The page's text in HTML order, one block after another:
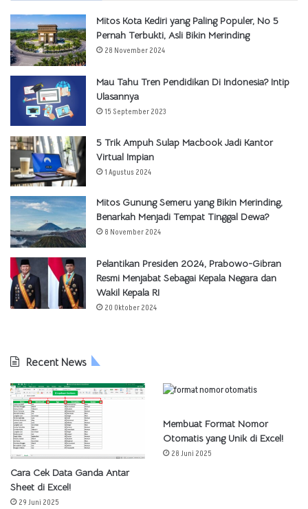
Mitos Kota Kediri yang Paling Populer, No 5
Pernah Terbukti, Asli Bikin Merinding
28 November 2024
Mau Tahu Tren Pendidikan Di Indonesia? Intip
Ulasannya
15 September 2023
5 Trik Ampuh Sulap Macbook Jadi Kantor
Virtual Impian
1 Agustus 2024
Mitos Gunung Semeru yang Bikin Merinding,
Benarkah Menjadi Tempat Tinggal Dewa?
8 November 2024
Pelantikan Presiden 2024, Prabowo-Gibran
Resmi Menjabat Sebagai Kepala Negara dan
Wakil Kepala RI
20 Oktober 2024
Recent News
Cara Cek Data Ganda Antar
Sheet di Excel!
29 Juni 2025
Membuat Format Nomor
Otomatis yang Unik di Excel!
28 Juni 2025